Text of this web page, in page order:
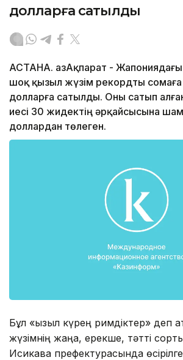
долларға сатылды
АСТАНА. ҚазАқпарат - Жапониядағы
шоқ қызыл жүзім рекордты
долларға сатылды. Оны сатып
иесі 30 жидектің әрқайсысына
доллардан төлеген.
Бұл «Қызыл күрең римдіктер» деп
жүзімнің жаңа, ерекше, тәтті
Исикава префектурасында